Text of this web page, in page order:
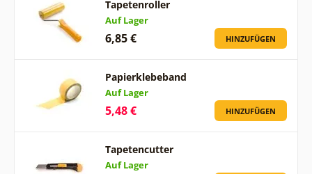
Tapetenroller
Auf Lager
6,85 € HINZUFÜGEN
Papierklebeband
Auf Lager
5,48 € HINZUFÜGEN
Tapetencutter
Auf Lager